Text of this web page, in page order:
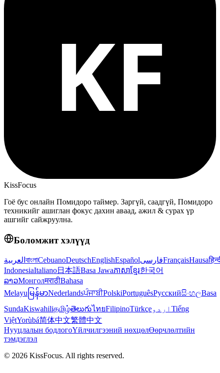
KissFocus
Гоё бус онлайн Помидоро таймер. Заргүй, саадгүй, Помидоро
техникийг ашиглан фокус дахин аваад, ажил & сурах үр
ашгийг сайжруулна.
Боломжит хэлүүд
العربية বাংলাCebuanoDeutschEnglishEspañolفارسیFrançaisHausa
IndonesiaItaliano日本語Basa Jawaភាសាខ្មែរ한국어
ລາວМонголमराठीBahasa
Melayu မြန်မာNederlandsਪੰਜਾਬੀPolskiPortuguêsРусскийසිංහලBasa
SundaKiswahiliதமிழ்తెలుగుไทยFilipinoTürkçeاردو Tiếng
ViệtYorùbá简体中文繁體中文
Нууцлалын бодлогоҮйлчилгээний нөхцөлӨөрчлөлтийн
тэмдэглэл
© 2026 KissFocus. All rights reserved.